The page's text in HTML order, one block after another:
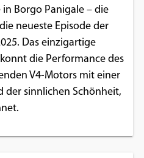
Borgo Panigale – die
neueste Episode der
Das einzigartige
die Performance des
V4-Motors mit einer
der sinnlichen Schönheit,